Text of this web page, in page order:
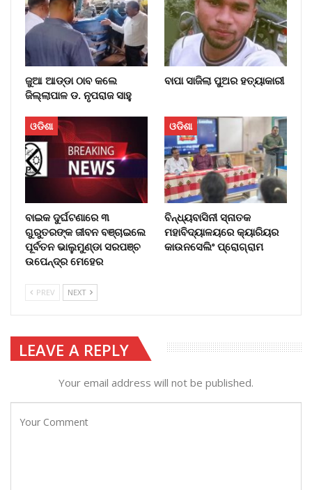
ଜୁଆ ଆଡ୍ଡା ଠାବ କଲେ
ଜିଲ୍ଲାପାଳ ଡ. ନୃପରାଜ ସାହୁ
ବାପା ସାଜିଲା ପୁଅର ହତ୍ୟାକାରୀ
ଓଡିଶା
ବାଇକ ଦୁର୍ଘଟଣାରେ ୩
ଗୁରୁତରଙ୍କ ଜୀବନ ବଞ୍ଚାଇଲେ
ପୂର୍ବତନ ଭାଲୁମୁଣ୍ଡା ସରପଞ୍ଚ
ଉପେନ୍ଦ୍ର ମେହେର
ଓଡିଶା
ବିନ୍ଧ୍ୟବାସିନୀ ସ୍ନାତକ
ମହାବିଦ୍ୟାଳୟରେ କ୍ୟାରିୟର
କାଉନସେଲିଂ ପ୍ରୋଗ୍ରାମ
PREV NEXT
LEAVE A REPLY
Your email address will not be published.